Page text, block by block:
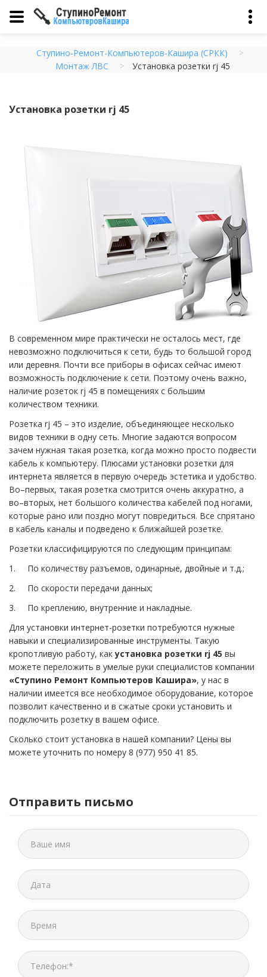
Ступино-Ремонт-Компьютеров-Кашира (СРКК)
Монтаж ЛВС
Установка розетки rj 45
Установка розетки rj 45
В современном мире практически не осталось мест, где
невозможно подключиться к сети, будь то большой город
или деревня. Почти все приборы в офисах сейчас имеют
возможность подключение к сети. Поэтому очень важно,
наличие розеток rj 45 в помещениях с большим
количеством техники.
Розетка rj 45 – это изделие, объединяющее несколько
видов техники в одну сеть. Многие задаются вопросом
зачем нужная такая розетка, когда можно просто подвести
кабель к компьютеру. Плюсами установки розетки для
интернета является в первую очередь эстетика и удобство.
Во–первых, такая розетка смотрится очень аккуратно, а
во–вторых, нет большого количества кабелей под ногами,
которые рано или поздно могут повредиться. Все спрятано
в кабель каналы и подведено к ближайшей розетке.
Розетки классифицируются по следующим принципам:
1. По количеству разъемов, одинарные, двойные и т.д.;
2. По скорости передачи данных;
3. По креплению, внутренние и накладные.
Для установки интернет-розетки потребуются нужные
навыки и специализированные инструменты. Такую
кропотливую работу, какустановка розетки rj 45 вы
можете переложить в умелые руки специалистов компании
«Ступино Ремонт Компьютеров Кашира», у нас в
наличии имеется все необходимое оборудование, которое
позволит качественно и в сжатые сроки установить и
подключить розетку в вашем офисе.
Сколько стоит установка в нашей компании? Цены вы
можете уточнить по номеру 8 (977) 950 41 85.
Отправить письмо